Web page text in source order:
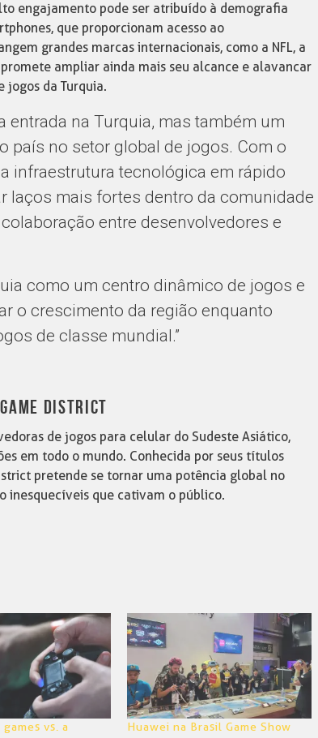
engajamento pode ser atribuído à demografia
que proporcionam acesso ao
grandes marcas internacionais, como a NFL, a
ampliar ainda mais seu alcance e alavancar
jogos da Turquia.
entrada na Turquia, mas também um
país no setor global de jogos. Com o
infraestrutura tecnológica em rápido
laços mais fortes dentro da comunidade
entre desenvolvedores e
como um centro dinâmico de jogos e
o crescimento da região enquanto
de classe mundial.”
DISTRICT
de jogos para celular do Sudeste Asiático,
em todo o mundo. Conhecida por seus títulos
pretende se tornar uma potência global no
inesquecíveis que cativam o público.
vs. a
Huawei na Brasil Game Show